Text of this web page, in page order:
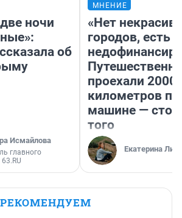
ночи
об
Исмайлова
главного
МНЕНИЕ
«Нет
городов, есть
проехали 2000
километров по
машине —
того
Екатерина
РЕКОМЕНДУЕМ